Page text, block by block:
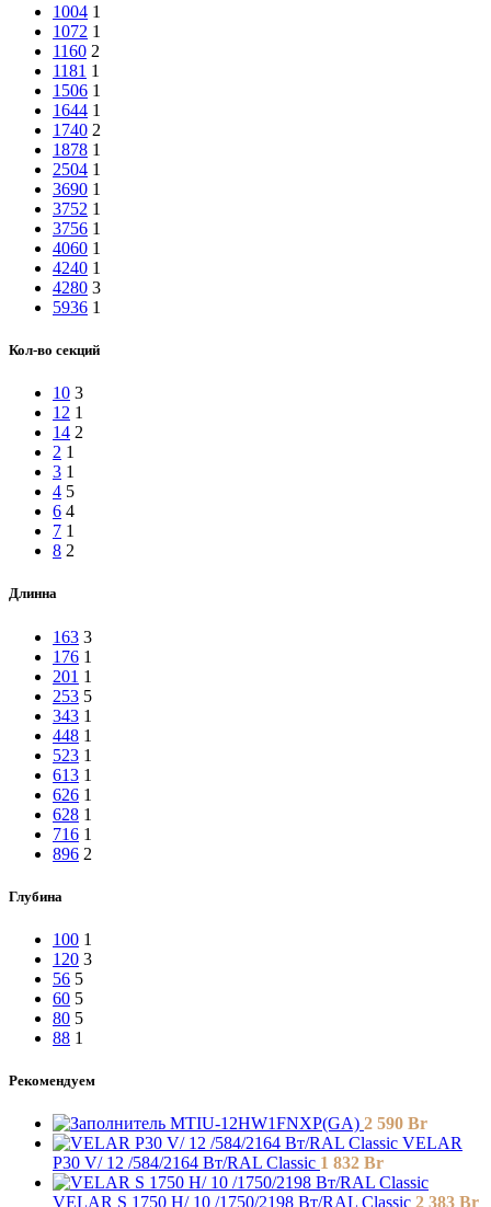
1004 1
1072 1
1160 2
1181 1
1506 1
1644 1
1740 2
1878 1
2504 1
3690 1
3752 1
3756 1
4060 1
4240 1
4280 3
5936 1
Кол-во секций
10 3
12 1
14 2
2 1
3 1
4 5
6 4
7 1
8 2
Длинна
163 3
176 1
201 1
253 5
343 1
448 1
523 1
613 1
626 1
628 1
716 1
896 2
Глубина
100 1
120 3
56 5
60 5
80 5
88 1
Рекомендуем
MTIU-12HW1FNXP(GA) 2 590 Br
VELAR
P30 V/ 12 /584/2164 Вт/RAL Classic 1 832 Br
VELAR S 1750 H/ 10 /1750/2198 Вт/RAL Classic 2 383 Br